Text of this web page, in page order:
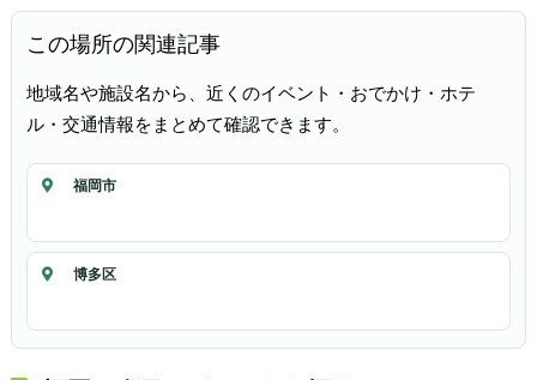
この場所の関連記事
地域名や施設名から、近くのイベント・おでかけ・ホテ
ル・交通情報をまとめて確認できます。
福岡市
博多区